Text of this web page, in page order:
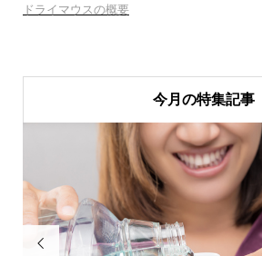
ドライマウスの概要
今月の特集記事
